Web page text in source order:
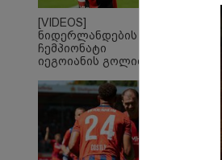
[VIDEOS]
ნიდერლანდების
ჩემპიონატი
იეგოიანის გოლით
MVP გახდა